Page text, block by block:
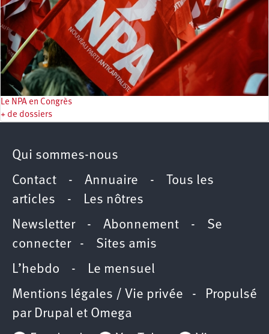
Le NPA en Congrès
+ de dossiers
Qui sommes-nous
Contact - Annuaire -
Tous les
articles - Les nôtres
Newsletter- Abonnement - Se
connecter- Sites amis
L’hebdo - Le mensuel
Mentions légales / Vie privée - Propulsé
par Drupal et Omega